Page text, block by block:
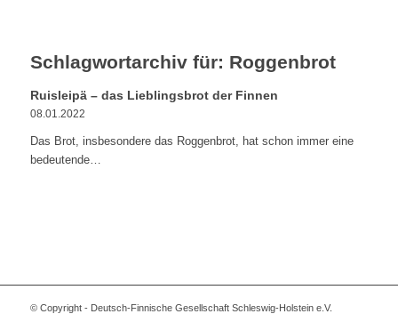
Schlagwortarchiv für: Roggenbrot
Ruisleipä – das Lieblingsbrot der Finnen
08.01.2022
Das Brot, insbesondere das Roggenbrot, hat schon immer eine
bedeutende…
© Copyright - Deutsch-Finnische Gesellschaft Schleswig-Holstein e.V.